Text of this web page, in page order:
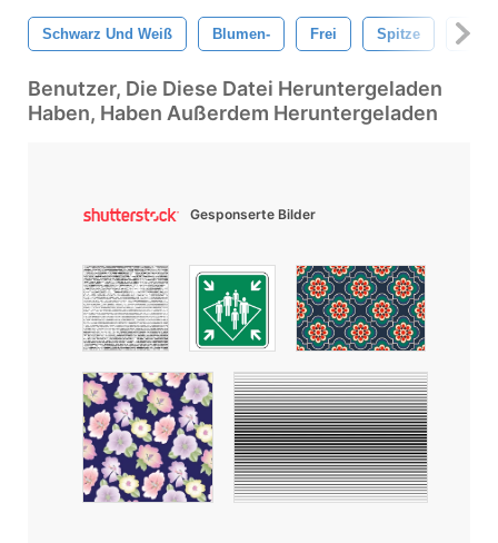
Schwarz Und Weiß Blumen- Frei Spitze
Benutzer, Die Diese Datei Heruntergeladen
Haben, Haben Außerdem Heruntergeladen
Gesponserte Bilder